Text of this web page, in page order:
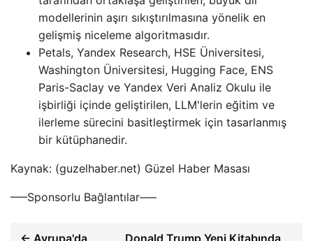
modellerinin aşırı sıkıştırılmasına yönelik en
gelişmiş niceleme algoritmasıdır.
Petals, Yandex Research, HSE Üniversitesi,
Washington Üniversitesi, Hugging Face, ENS
Paris-Saclay ve Yandex Veri Analiz Okulu ile
işbirliği içinde geliştirilen, LLM'lerin eğitim ve
ilerleme sürecini basitleştirmek için tasarlanmış
bir kütüphanedir.
Kaynak: (guzelhaber.net) Güzel Haber Masası
—–Sponsorlu Bağlantılar—–
← Avrupa'da
Donald Trump Yeni Kitabında